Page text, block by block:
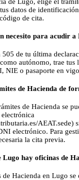
de Lugo, elige el
datos de
de cita.
necesito para acudir a
505 de tu última
autónomo, trae
NIE o pasaporte en
de Hacienda de
de Hacienda se
AEAT.sede)
electrónico. Para
la cita previa.
Lugo hay oficinas de
de Hacienda en Lugo